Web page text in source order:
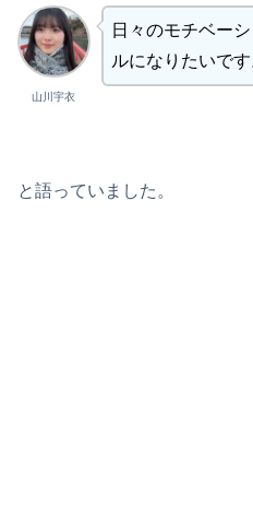
山川宇衣
日々のモチベー
ルになりたいです
と語っていました。